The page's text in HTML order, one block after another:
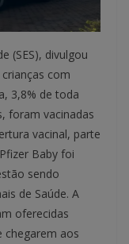
(SES), divulgou
com
3,8% de toda
foram vacinadas
vacinal, parte
Baby foi
sendo
de Saúde. A
oferecidas
chegarem aos